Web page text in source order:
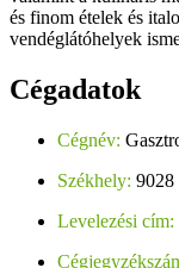
és finom ételek és
vendéglátóhelyek
Cégadatok
Cégnév:
Székhely: 9028
Levelezési cím: